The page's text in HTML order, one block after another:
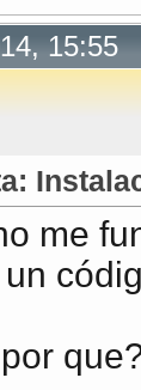
15:55
me